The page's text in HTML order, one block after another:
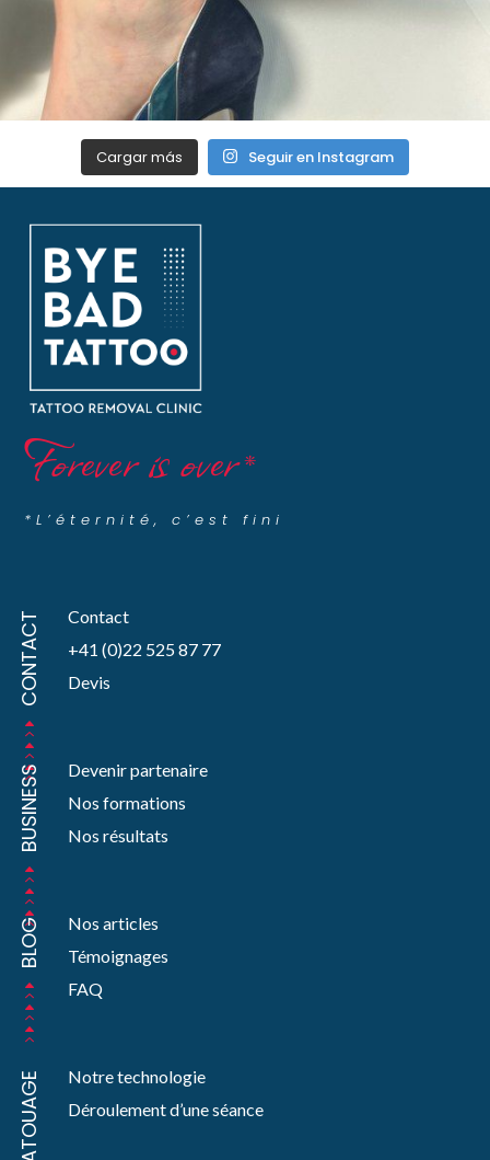
Cargar más Seguir en Instagram
Forever is over*
*L’éternité, c’est fini
CONTACT
Contact
+41 (0)22 525 87 77
Devis
BUSINESS
Devenir partenaire
Nos formations
Nos résultats
BLOG
Nos articles
Témoignages
FAQ
Notre technologie
Déroulement d’une séance